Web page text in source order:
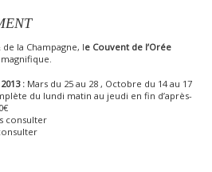
la Champagne, le Couvent de l’Orée
2013 :Mars du 25 au 28 , Octobre du 14 au 17
du lundi matin au jeudi en fin d’après-
consulter